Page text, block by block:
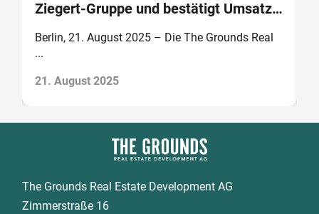
Ziegert-Gruppe und bestätigt Umsatz-
Berlin, 21. August 2025 – Die The Grounds Real
...
21. August 2025
The Grounds Real Estate Development AG
Zimmerstraße 16